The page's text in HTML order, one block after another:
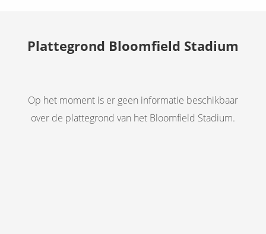
Plattegrond Bloomfield Stadium
Op het moment is er geen informatie beschikbaar
over de plattegrond van het Bloomfield Stadium.